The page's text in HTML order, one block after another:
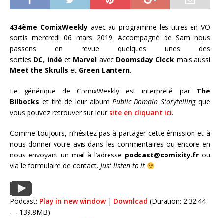
434ème ComixWeekly avec au programme les titres en VO
sortis mercredi 06 mars 2019. Accompagné de Sam nous
passons en revue quelques unes des
sorties DC, indé et Marvel avec Doomsday Clock mais aussi
Meet the Skrulls et Green Lantern.
Le générique de ComixWeekly est interprété par The
Bilbocks et tiré de leur album Public Domain Storytellingque
vous pouvez retrouver sur leursite en cliquant ici.
Comme toujours, n’hésitez pas à partager cette émission et à
nous donner votre avis dans les commentaires ou encore en
nous envoyant un mail à l’adresse podcast@comixity.fr ou
via le formulaire de contact. Just listen to it
Podcast: Play in new window| Download (Duration: 2:32:44
— 139.8MB)